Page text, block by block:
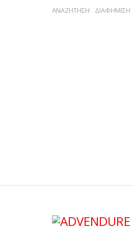
ΑΝΑΖΗΤΗΣΗ ΔΙΑΦΗΜΙΣΗ